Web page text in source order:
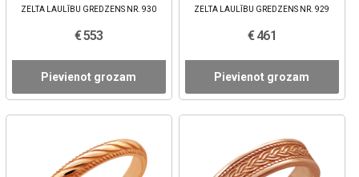
ZELTA LAULĪBU GREDZENS NR. 930
€ 553
Pievienot grozam
ZELTA LAULĪBU GREDZENS NR. 929
€ 461
Pievienot grozam